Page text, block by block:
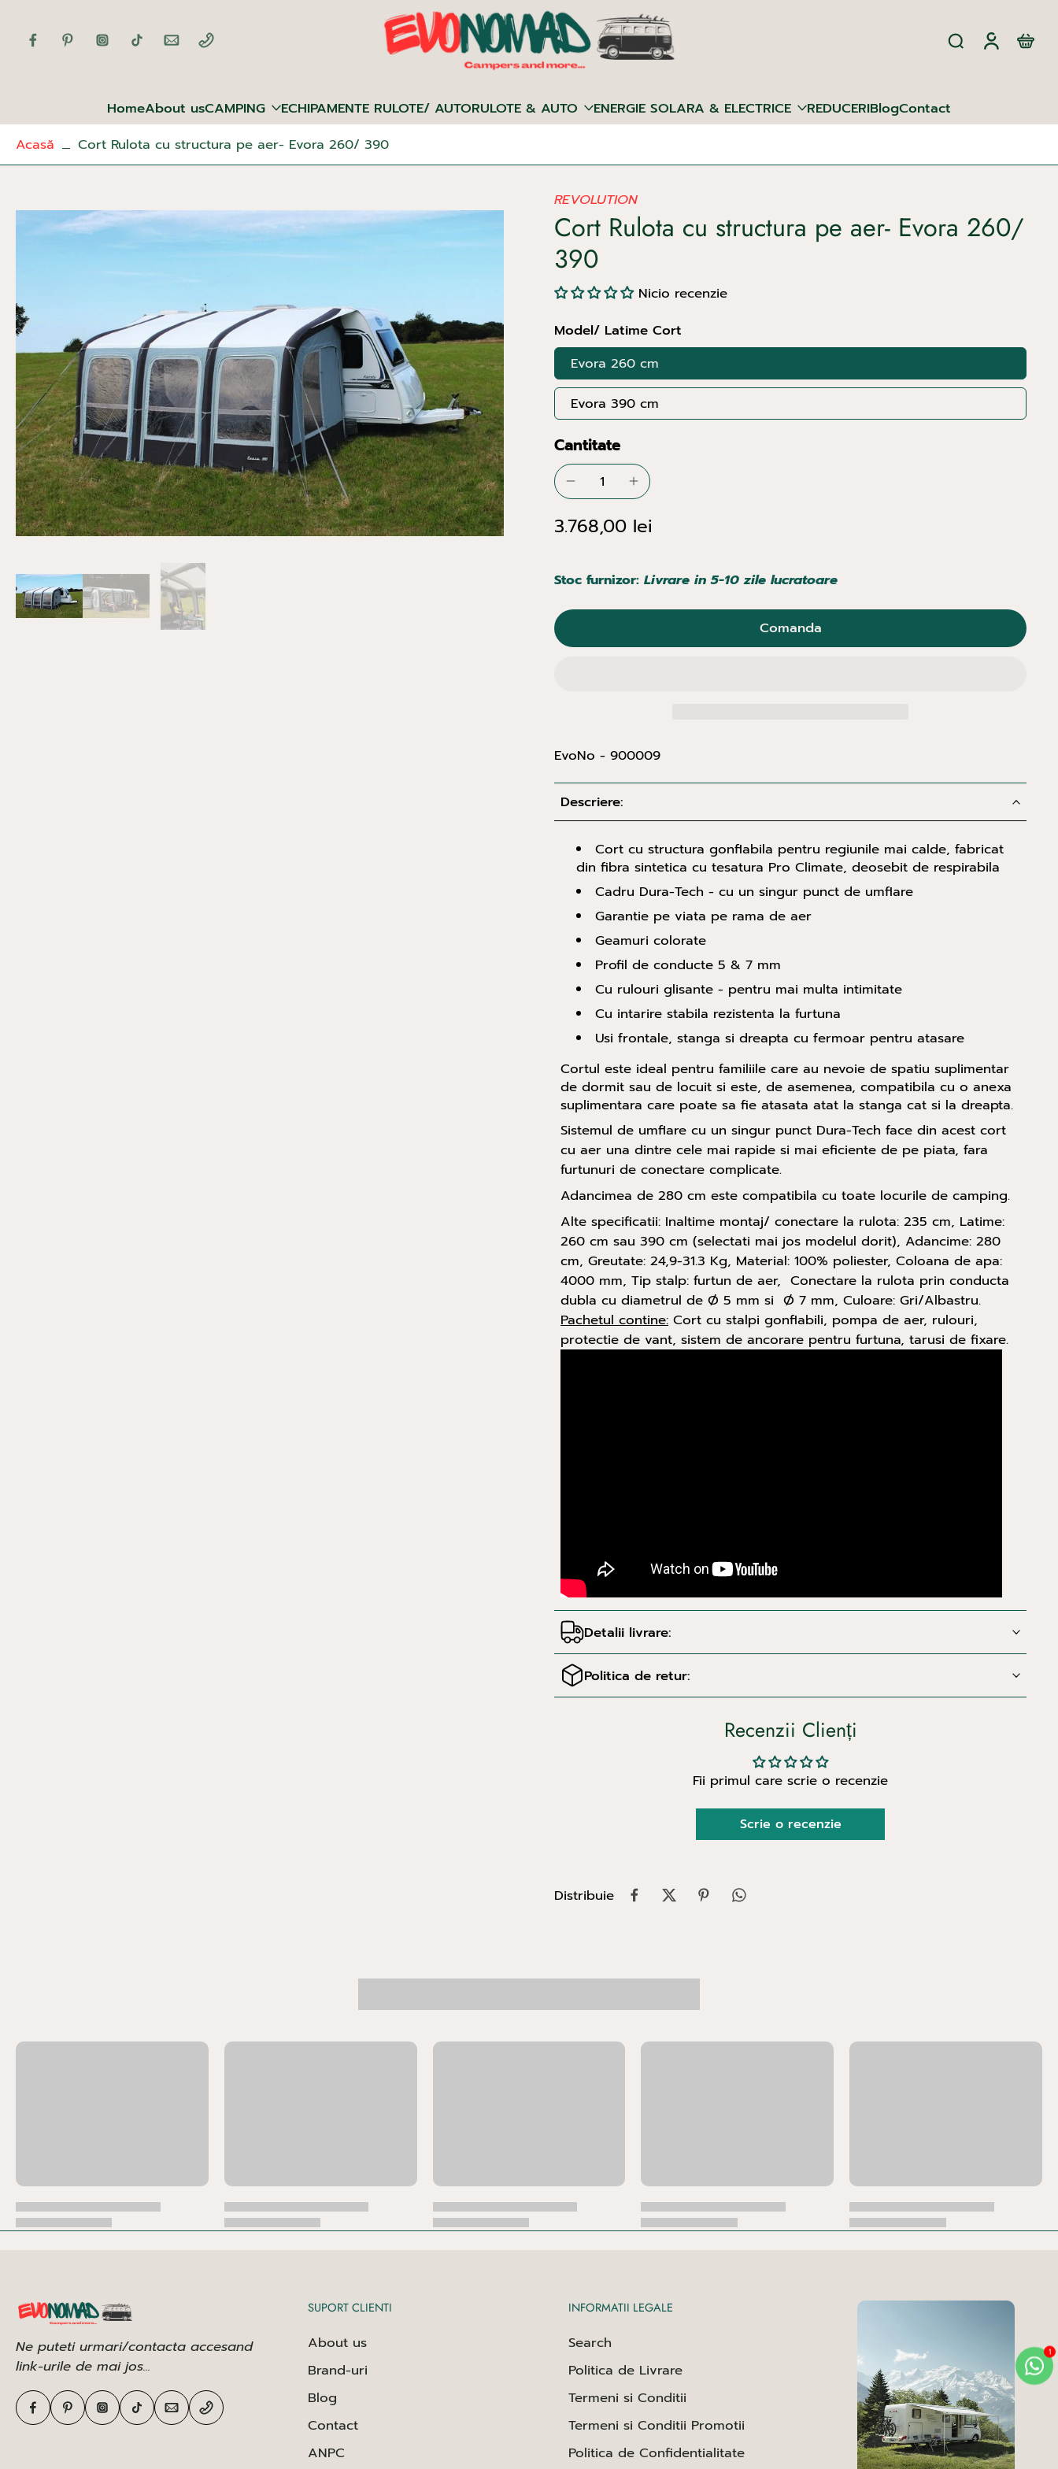
la
HomeAbout usCAMPING ECHIPAMENTE RULOTE/ AUTORULOTE & AUTO ENERGIE SOLARA & ELECTRICE REDUCERIBlogContact
Acasă
Cort Rulota cu structura pe aer- Evora 260/ 390
Sari
REVOLUTION
Cort Rulota cu structura pe aer- Evora 260/
390
Nicio recenzie
Model/ Latime Cort
Evora 260 cm
Evora 390 cm
Cantitate
3.768,00 lei
Comanda
Stoc furnizor: Livrare in 5-10 zile lucratoare
EvoNo - 900009
Descriere:
Cort cu structura gonflabila pentru regiunile mai calde, fabricat
din fibra sintetica cu tesatura Pro Climate, deosebit de respirabila
Cadru Dura-Tech - cu un singur punct de umflare
Garantie pe viata pe rama de aer
Geamuri colorate
Profil de conducte 5 & 7 mm
Cu rulouri glisante - pentru mai multa intimitate
Cu intarire stabila rezistenta la furtuna
Usi frontale, stanga si dreapta cu fermoar pentru atasare
Cortul este ideal pentru familiile care au nevoie de spatiu suplimentar
de dormit sau de locuit si este, de asemenea, compatibila cu o anexa
suplimentara care poate sa fie atasata atat la stanga cat si la dreapta.
Sistemul de umflare cu un singur punct Dura-Tech face din acest cort
cu aer una dintre cele mai rapide si mai eficiente de pe piata, fara
furtunuri de conectare complicate.
Adancimea de 280 cm este compatibila cu toate locurile de camping.
Alte specificatii: Inaltime montaj/ conectare la rulota: 235 cm, Latime:
260 cm sau 390 cm (selectati mai jos modelul dorit), Adancime: 280
cm, Greutate: 24,9-31.3 Kg, Material: 100% poliester, Coloana de apa:
4000 mm, Tip stalp: furtun de aer, Conectare la rulota prin conducta
dubla cu diametrul de Ø 5 mm si Ø 7 mm, Culoare: Gri/Albastru.
Pachetul contine: Cort cu stalpi gonflabili, pompa de aer, rulouri,
protectie de vant, sistem de ancorare pentru furtuna, tarusi de fixare.
Detalii livrare:
Politica de retur:
Recenzii Clienți
Fii primul care scrie o recenzie
Scrie o recenzie
Distribuie
Ne puteti urmari/contacta accesand
link-urile de mai jos...
SUPORT CLIENTI
About us
Brand-uri
Blog
Contact
ANPC
INFORMATII LEGALE
Search
Politica de Livrare
Termeni si Conditii
Termeni si Conditii Promotii
Politica de Confidentialitate